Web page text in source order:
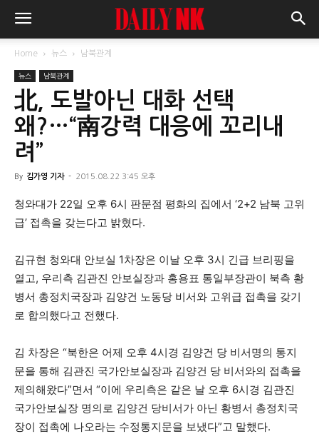
Home 뉴스 남북관계
뉴스 남북관계
北, 도발아닌 대화 선택
왜?…“南강력 대응에 꼬리내
려”
By 김가영 기자 - 2015.08.22 3:45 오후
청와대가 22일 오후 6시 판문점 평화의 집에서 ‘2+2 남북 고위
급’ 접촉을 갖는다고 밝혔다.
김규현 청와대 안보실 1차장은 이날 오후 3시 긴급 브리핑을
열고, 우리측 김관진 안보실장과 홍용표 통일부장관이 북측 황
병서 총정치국장과 김양건 노동당 비서와 고위급 접촉을 갖기
로 합의했다고 전했다.
김 차장은 “북한은 어제 오후 4시경 김양건 당 비서명의 통지
문을 통해 김관진 국가안보실장과 김양건 당 비서와의 접촉을
제의해왔다”면서 “이에 우리측은 같은 날 오후 6시경 김관진
국가안보실장 명의로 김양건 당비서가 아닌 황병서 총정치국
장이 접촉에 나오라는 수정통지문을 보냈다”고 말했다.